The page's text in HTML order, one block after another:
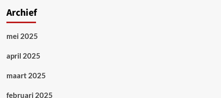
Archief
mei 2025
april 2025
maart 2025
februari 2025